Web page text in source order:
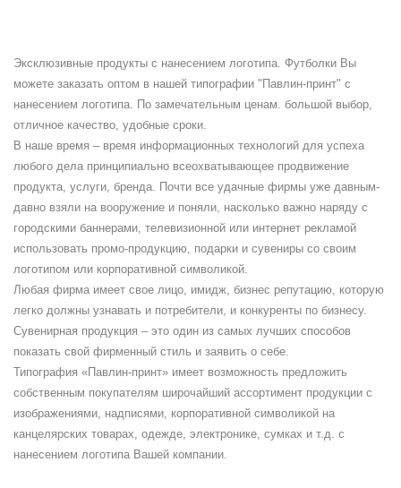
Эксклюзивные продукты с нанесением логотипа. Футболки Вы
можете заказать оптом в нашей типографии "Павлин-принт" с
нанесением логотипа. По замечательным ценам. большой выбор,
отличное качество, удобные сроки.
В наше время – время информационных технологий для успеха
любого дела принципиально всеохватывающее продвижение
продукта, услуги, бренда. Почти все удачные фирмы уже давным-
давно взяли на вооружение и поняли, насколько важно наряду с
городскими баннерами, телевизионной или интернет рекламой
использовать промо-продукцию, подарки и сувениры со своим
логотипом или корпоративной символикой.
Любая фирма имеет свое лицо, имидж, бизнес репутацию, которую
легко должны узнавать и потребители, и конкуренты по бизнесу.
Сувенирная продукция – это один из самых лучших способов
показать свой фирменный стиль и заявить о себе.
Типография «Павлин-принт» имеет возможность предложить
собственным покупателям широчайший ассортимент продукции с
изображениями, надписями, корпоративной символикой на
канцелярских товарах, одежде, электронике, сумках и т.д. с
нанесением логотипа Вашей компании.